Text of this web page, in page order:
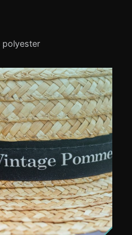
polyester